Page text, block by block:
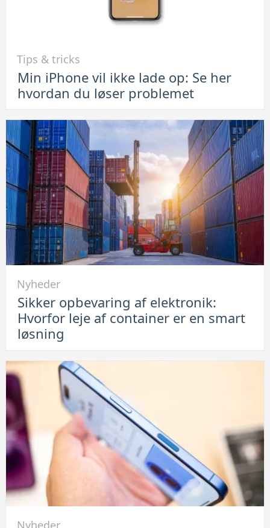
Min
iPhone
ikke
lade
op:
Se
her
hvordan
du
løser
problemet
Tips & tricks
Min iPhone vil ikke lade op: Se her
hvordan du løser problemet
Sikker
opbevaring
Hvorfor
leje
af
container
er
en
smart
løsning
Nyheder
Sikker opbevaring af elektronik:
Hvorfor leje af container er en smart
løsning
Nyheder